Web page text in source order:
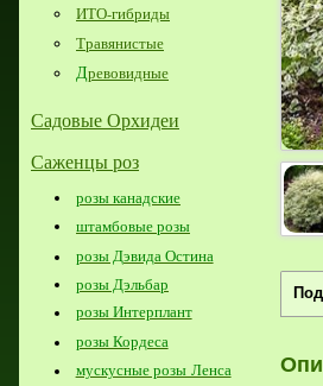
ИТО-гибриды
Травянистые
Древовидные
Садовые Орхидеи
Саженцы роз
розы канадские
штамбовые розы
розы Дэвида Остина
розы Дэльбар
розы Интерплант
розы Кордеса
мускусные розы Ленса